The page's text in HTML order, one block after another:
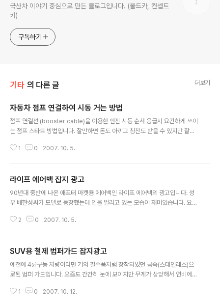
국산차 이야기 중심으로 만든 블로그입니다. (올드카, 컨셉트
카)
구독하기
기타 의 다른 글 더보기
자동차 점프 연결하여 시동 거는 방법
점프 연결선 (booster cable)을 이용한 엔진 시동 순서 응급시 요긴하게 쓰이
는 점프 스타트 방법입니다. 잘만하면 돈도 아끼고 칭찬도 받을 수 있지만 잘못
나면 공구가 녹을 정도로 스파크도 많이 튀고해서 은근히 꺼려지는 작업이었습
(+) 집게 (적색) 을 연결한 후 반대쪽 집게(적색)를 구조차량 배터리의 (+) 단자
에 연결한다. 3. 구조차량 배터리의 (-) 단자에 연결선의 (-) 집게 (흑색)를 연결
한 후 반대쪽 집게(흑색)를 고장차량의 엔진블럭(또는 차체)에..
1 0 2007. 10. 5.
라이프 에어백 잡지 광고
90년대 중반에 나온 애프터 마켓용 에어백인 라이프 에어백의 광고입니다. 성
우 배한성씨가 모델로 등장했는데 입을 벌리고 있는 모습이 재미있습니다. 요즘
부착형 에어백 특장점 - 정면출동사고 발생시 0.03초 내로 작동하여 에어백을
속도인 시속35km-40km 이상에서 작동합니다. - 특수 폴리우레탄 이중 에어
백을 채택하여 인장력과 신장률이 뛰어나 사고시 충격을 최소화함은 물론 안전
성이 뛰어납니다. - 모든 승용차에 장착이 간편하고 재 사용이 가능합니다.(부착
2 0 2007. 10. 5.
SUV용 철제 범퍼가드 잡지광고
예전에 4륜구동 차량이라면 거의 필수품처럼 장착되었던 금속(스테인레스)으
로된 범퍼 가드입니다. 요즘도 간간히 눈에 보이지만 무게가 상당해서 연비에도
습니다. 요즘에는 저런 금속재질의 파이프형태보다는 플라스틱 재질로 차체와
1 0 2007. 10. 12.